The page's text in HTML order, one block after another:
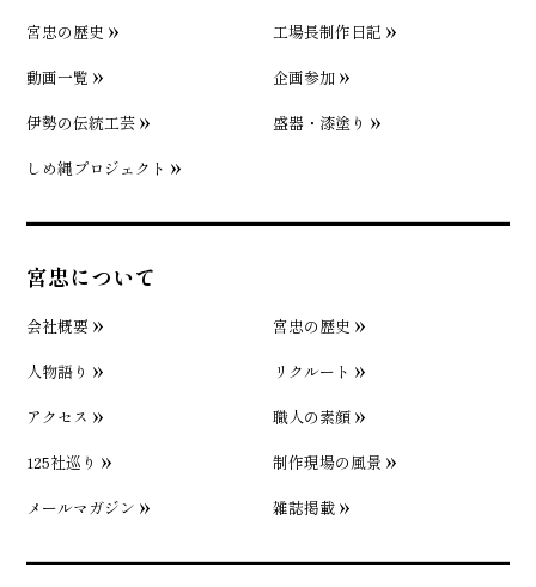
宮忠の歴史
工場長制作日記
動画一覧
企画参加
伊勢の伝統工芸
盛器・漆塗り
しめ縄プロジェクト
宮忠について
会社概要
宮忠の歴史
人物語り
リクルート
アクセス
職人の素顔
125社巡り
制作現場の風景
メールマガジン
雑誌掲載